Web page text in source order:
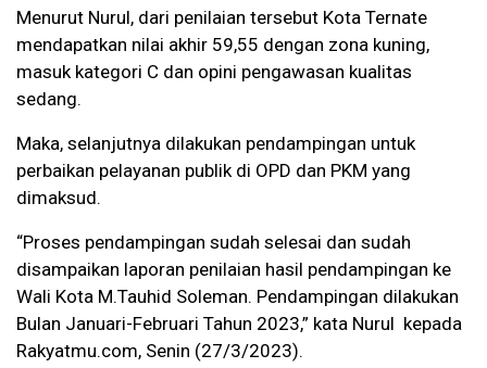
Menurut Nurul, dari penilaian tersebut Kota Ternate
mendapatkan nilai akhir 59,55 dengan zona kuning,
masuk kategori C dan opini pengawasan kualitas
sedang.
Maka, selanjutnya dilakukan pendampingan untuk
perbaikan pelayanan publik di OPD dan PKM yang
dimaksud.
“Proses pendampingan sudah selesai dan sudah
disampaikan laporan penilaian hasil pendampingan ke
Wali Kota M.Tauhid Soleman. Pendampingan dilakukan
Bulan Januari-Februari Tahun 2023,” kata Nurul kepada
Rakyatmu.com, Senin (27/3/2023).